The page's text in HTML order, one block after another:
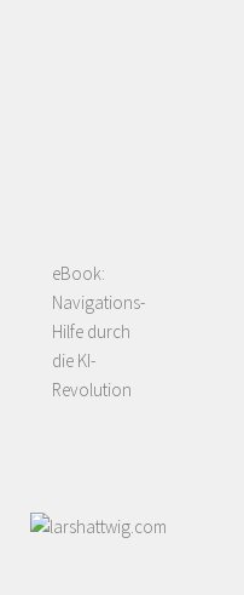
eBook:
Navigations-
Hilfe durch
die KI-
Revolution